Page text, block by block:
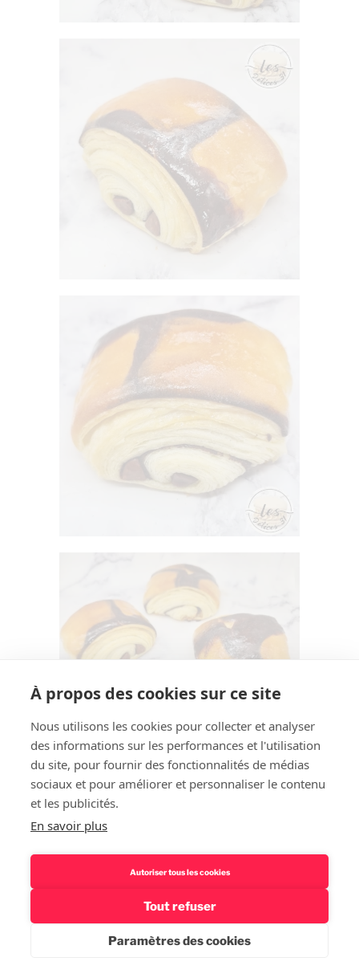
À propos des cookies sur ce site
Nous utilisons les cookies pour collecter et analyser
des informations sur les performances et l'utilisation
du site, pour fournir des fonctionnalités de médias
sociaux et pour améliorer et personnaliser le contenu
et les publicités.
En savoir plus
Autoriser tous les cookies
Tout refuser
Paramètres des cookies